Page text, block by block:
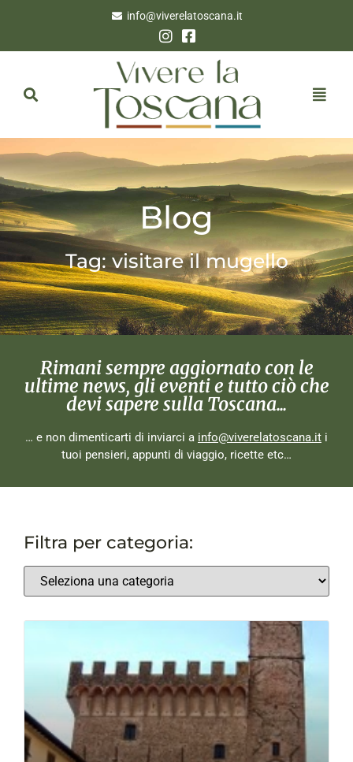
info@viverelatoscana.it
Blog
Tag: visitare il mugello
Rimani sempre aggiornato con le
ultime news, gli eventi e tutto ciò che
devi sapere sulla Toscana...
… e non dimenticarti di inviarci a info@viverelatoscana.it i
tuoi pensieri, appunti di viaggio, ricette etc…
Filtra per categoria: